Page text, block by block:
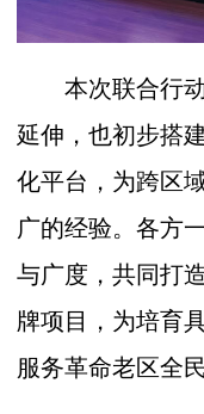
本次联合行动
延伸，也初步搭
化平台，为跨区
广的经验。各方
与广度，共同打
牌项目，为培育
服务革命老区全